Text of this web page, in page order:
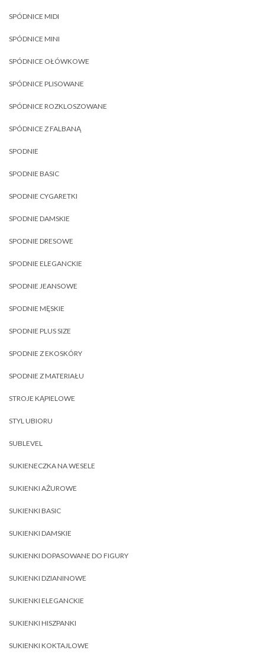
SPÓDNICE MIDI
SPÓDNICE MINI
SPÓDNICE OŁÓWKOWE
SPÓDNICE PLISOWANE
SPÓDNICE ROZKLOSZOWANE
SPÓDNICE Z FALBANĄ
SPODNIE
SPODNIE BASIC
SPODNIE CYGARETKI
SPODNIE DAMSKIE
SPODNIE DRESOWE
SPODNIE ELEGANCKIE
SPODNIE JEANSOWE
SPODNIE MĘSKIE
SPODNIE PLUS SIZE
SPODNIE Z EKOSKÓRY
SPODNIE Z MATERIAŁU
STROJE KĄPIELOWE
STYL UBIORU
SUBLEVEL
SUKIENECZKA NA WESELE
SUKIENKI AŻUROWE
SUKIENKI BASIC
SUKIENKI DAMSKIE
SUKIENKI DOPASOWANE DO FIGURY
SUKIENKI DZIANINOWE
SUKIENKI ELEGANCKIE
SUKIENKI HISZPANKI
SUKIENKI KOKTAJLOWE